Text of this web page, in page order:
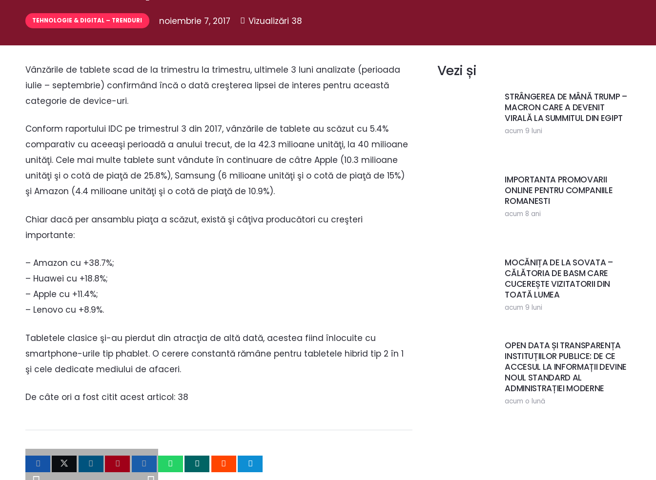
TEHNOLOGIE & DIGITAL – TRENDURI noiembrie 7, 2017 Vizualizări 38
Vânzările de tablete scad de la trimestru la trimestru, ultimele 3 luni analizate (perioada
iulie – septembrie) confirmând încă o dată creşterea lipsei de interes pentru această
categorie de device-uri.
Conform raportului IDC pe trimestrul 3 din 2017, vânzările de tablete au scăzut cu 5.4%
comparativ cu aceeaşi perioadă a anului trecut, de la 42.3 milioane unităţi, la 40 milioane
unităţi. Cele mai multe tablete sunt vândute în continuare de câtre Apple (10.3 milioane
unităţi şi o cotă de piaţă de 25.8%), Samsung (6 milioane unităţi şi o cotă de piaţă de 15%)
şi Amazon (4.4 milioane unităţi şi o cotă de piaţă de 10.9%).
Chiar dacă per ansamblu piaţa a scăzut, există şi câţiva producători cu creşteri
importante:
– Amazon cu +38.7%;
– Huawei cu +18.8%;
– Apple cu +11.4%;
– Lenovo cu +8.9%.
Tabletele clasice şi-au pierdut din atracţia de altă dată, acestea fiind înlocuite cu
smartphone-urile tip phablet. O cerere constantă rămâne pentru tabletele hibrid tip 2 în 1
şi cele dedicate mediului de afaceri.
De câte ori a fost citit acest articol: 38
Vezi și
STRÂNGEREA DE MÂNĂ TRUMP –
MACRON CARE A DEVENIT
VIRALĂ LA SUMMITUL DIN EGIPT
acum 9 luni
IMPORTANTA PROMOVARII
ONLINE PENTRU COMPANIILE
ROMANESTI
acum 8 ani
MOCĂNIȚA DE LA SOVATA –
CĂLĂTORIA DE BASM CARE
CUCEREȘTE VIZITATORII DIN
TOATĂ LUMEA
acum 9 luni
OPEN DATA ȘI TRANSPARENȚA
INSTITUȚIILOR PUBLICE: DE CE
ACCESUL LA INFORMAȚII DEVINE
NOUL STANDARD AL
ADMINISTRAȚIEI MODERNE
acum o lună